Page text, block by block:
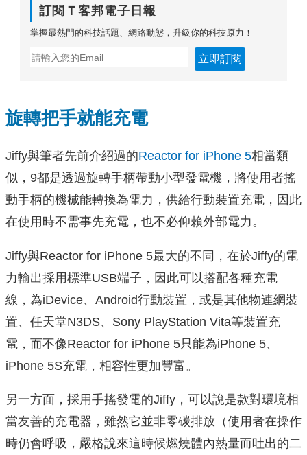
訂閱Ｔ客邦電子日報
掌握最熱門的科技話題、網路動態，升級你的科技原力！
立即訂閱
旋轉把手就能充電
Jiffy與筆者先前介紹過的Reactor for iPhone 5相當類
似，9都是透過旋轉手柄帶動小型發電機，將使用者搖
動手柄的機械能轉換為電力，供給行動裝置充電，因此
在使用時不需事先充電，也不必仰賴外部電力。
Jiffy與Reactor for iPhone 5最大的不同，在於Jiffy的電
力輸出採用標準USB端子，因此可以搭配各種充電
線，為iDevice、Android行動裝置，或是其他物連網裝
置、任天堂N3DS、Sony PlayStation Vita等裝置充
電，而不像Reactor for iPhone 5只能為iPhone 5、
iPhone 5S充電，相容性更加豐富。
另一方面，採用手搖發電的Jiffy，可以說是款對環境相
當友善的充電器，雖然它並非零碳排放（使用者在操作
時仍會呼吸，嚴格說來這時候燃燒體內熱量而吐出的二